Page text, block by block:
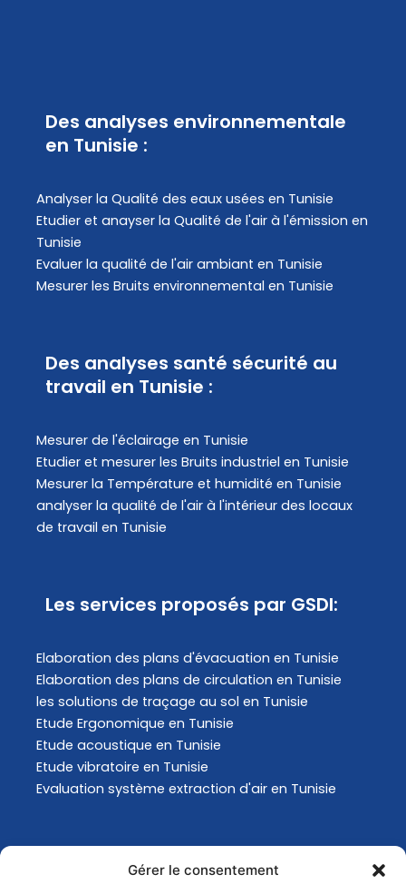
Gérer le consentement
Des analyses environnementale
en Tunisie :
Analyser la Qualité des eaux usées en Tunisie
Etudier et anayser la Qualité de l'air à l'émission en
Tunisie
Evaluer la qualité de l'air ambiant en Tunisie
Mesurer les Bruits environnemental en Tunisie
Des analyses santé sécurité au
travail en Tunisie :
Mesurer de l'éclairage en Tunisie
Etudier et mesurer les Bruits industriel en Tunisie
Mesurer la Température et humidité en Tunisie
analyser la qualité de l'air à l'intérieur des locaux
de travail en Tunisie
Les services proposés par GSDI:
Elaboration des plans d'évacuation​ en Tunisie
Elaboration des plans de circulation en Tunisie
les solutions de traçage au sol en Tunisie
Etude Ergonomique en Tunisie
Etude acoustique en Tunisie
Etude vibratoire en Tunisie
Evaluation système extraction d'air en Tunisie
Actualités